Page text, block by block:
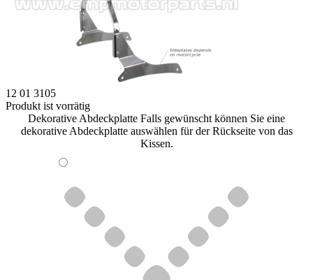
12 01 3105
Produkt ist vorrätig
Dekorative Abdeckplatte Falls gewünscht können Sie eine
dekorative Abdeckplatte auswählen für der Rückseite von das
Kissen.